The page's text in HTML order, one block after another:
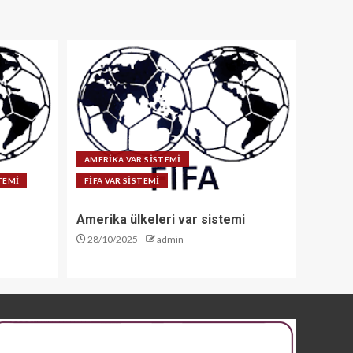
AMERİKA VAR SİSTEMİ
FİFA VAR SİSTEMİ
Amerika ülkeleri var sistemi
28/10/2025 admin